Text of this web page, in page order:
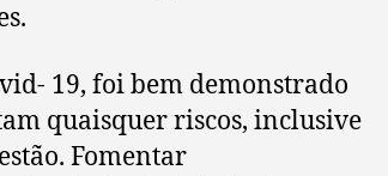
19, foi bem demonstrado
quaisquer riscos, inclusive
Fomentar